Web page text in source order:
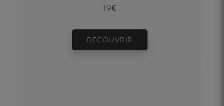
19€
DÉCOUVRIR